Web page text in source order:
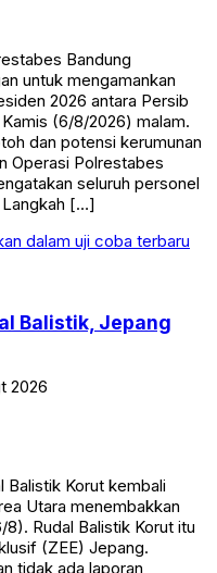
Bandung
untuk mengamankan
2026 antara Persib
(6/8/2026) malam.
dan potensi kerumunan
Operasi Polrestabes
seluruh personel
[…]
Balistik, Jepang
2026
Korut kembali
Utara menembakkan
Rudal Balistik Korut itu
(ZEE) Jepang.
tidak ada laporan